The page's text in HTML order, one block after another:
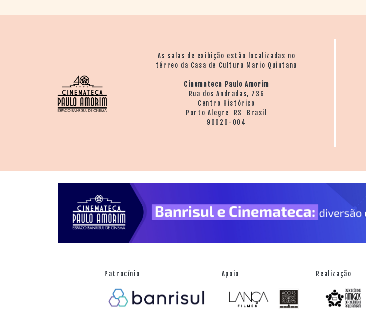
LOCALIZAÇÃO
As salas de exibição estão localizadas no
térreo da Casa de Cultura Mario Quintana
Cinemateca Paulo Amorim
Rua dos Andradas, 736
Centro Histórico
Porto Alegre RS Brasil
90020-004
Patrocínio Apoio Realização